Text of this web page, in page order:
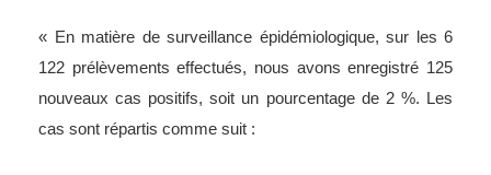
« En matière de surveillance épidémiologique, sur les 6
122 prélèvements effectués, nous avons enregistré 125
nouveaux cas positifs, soit un pourcentage de 2 %. Les
cas sont répartis comme suit :